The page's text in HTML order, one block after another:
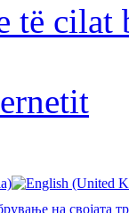
të cilat
на својата